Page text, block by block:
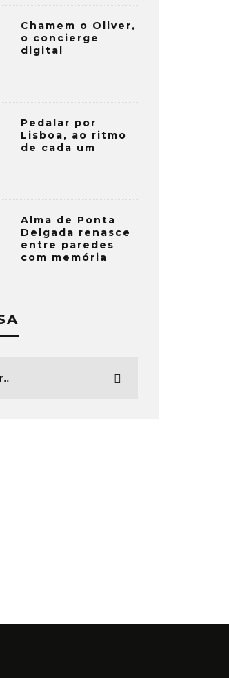
Chamem o Oliver,
o concierge
digital
Pedalar por
Lisboa, ao ritmo
de cada um
Alma de Ponta
Delgada renasce
entre paredes
com memória